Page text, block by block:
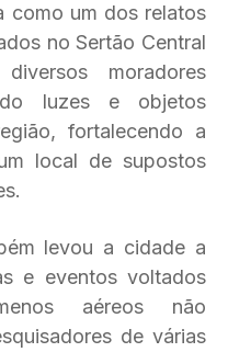
como um dos relatos
no Sertão Central
moradores
luzes e objetos
fortalecendo a
local de supostos
levou a cidade a
e eventos voltados
aéreos não
de várias